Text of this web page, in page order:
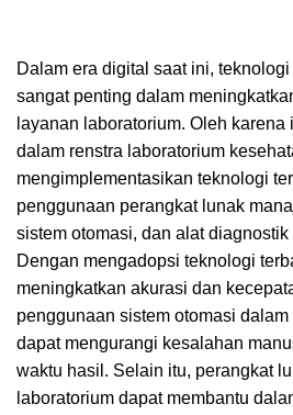
Dalam era digital saat ini,
sangat penting dalam
layanan laboratorium. Oleh
dalam renstra laboratorium
mengimplementasikan teknologi
penggunaan perangkat lunak
sistem otomasi, dan alat diagnostik
Dengan mengadopsi teknologi
meningkatkan akurasi dan
penggunaan sistem otomasi
dapat mengurangi kesalahan
waktu hasil. Selain itu, perangkat
laboratorium dapat membantu